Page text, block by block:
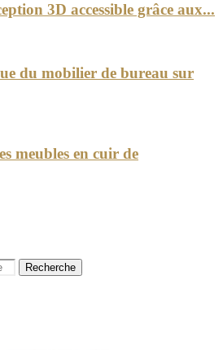
3D accessible grâce aux...
du mobilier de bureau sur
meubles en cuir de